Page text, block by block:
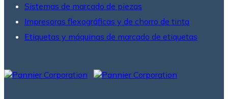
Sistemas de marcado de piezas
Impresoras flexográficas y de chorro de tinta
Etiquetas y máquinas de marcado de etiquetas